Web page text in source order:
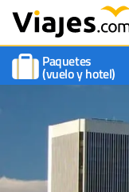
Paquetes
(vuelo y hotel)